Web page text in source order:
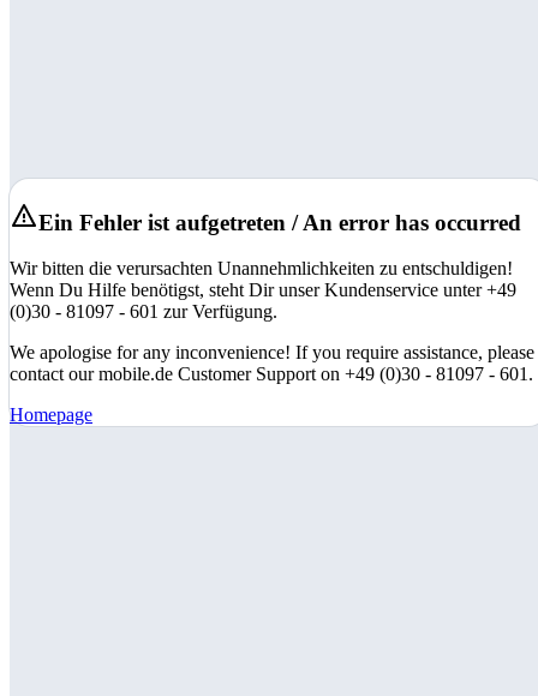
Ein Fehler ist aufgetreten / An error has occurred
Wir bitten die verursachten Unannehmlichkeiten zu entschuldigen!
Wenn Du Hilfe benötigst, steht Dir unser Kundenservice unter +49
(0)30 - 81097 - 601 zur Verfügung.
We apologise for any inconvenience! If you require assistance, please
contact our mobile.de Customer Support on +49 (0)30 - 81097 - 601.
Homepage